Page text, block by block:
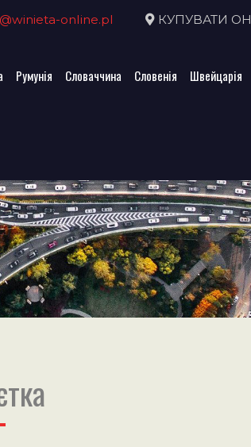
online.pl КУПУВАТИ
Румунія Словаччина Словенія Швейцарія